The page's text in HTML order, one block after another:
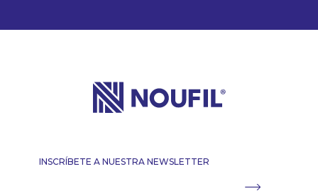
INSCRÍBETE A NUESTRA NEWSLETTER